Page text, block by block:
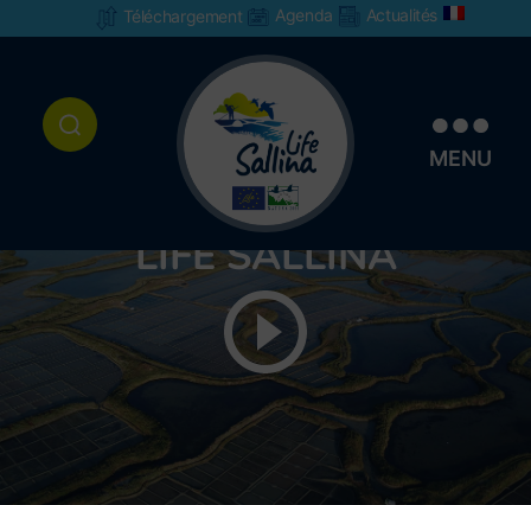
Téléchargement Agenda Actualités
MENU
DÉCOUVREZ LE PROJET
LIFE SALLINA